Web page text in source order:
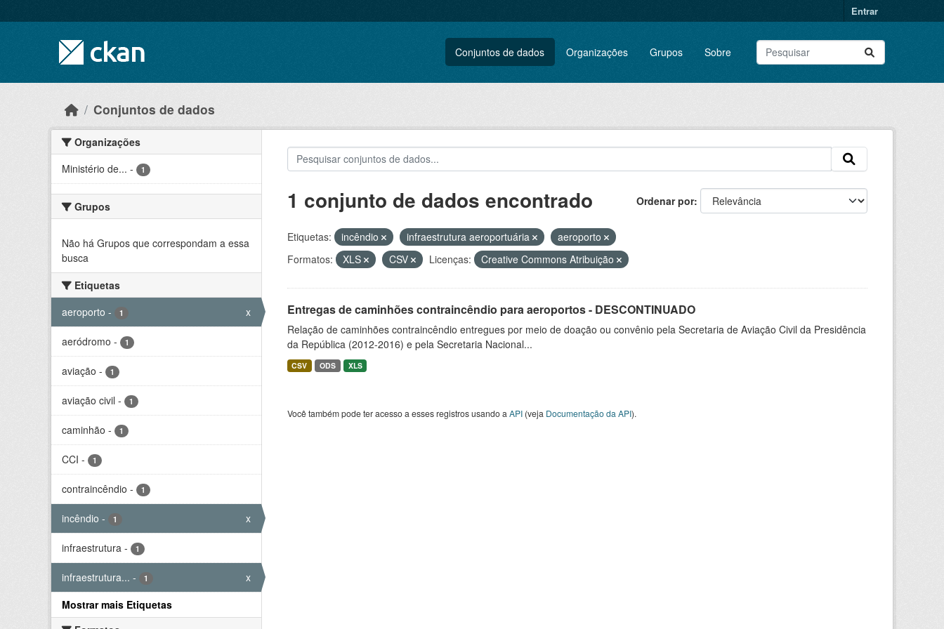
Entrar
Conjuntos de dados Organizações Grupos Sobre
Conjuntos de dados
Organizações
Ministério de... - 1
Grupos
Não há Grupos que correspondam a essa
busca
Etiquetas
aeroporto - 1 x
aeródromo - 1
aviação - 1
aviação civil - 1
caminhão - 1
CCI - 1
contraincêndio - 1
incêndio - 1 x
infraestrutura - 1
infraestrutura... - 1
x
Mostrar mais Etiquetas
Ordenar por
1 conjunto de dados encontrado
Etiquetas: incêndio infraestrutura aeroportuária
aeroporto
Formatos:
XLS CSV Licenças: Creative Commons Atribuição
Entregas de caminhões contraincêndio para aeroportos - DESCONTINUADO
Relação de caminhões contraincêndio entregues por meio de doação ou convênio pela Secretaria de Aviação Civil da Presidência
da República (2012-2016) e pela Secretaria Nacional...
CSV ODS XLS
Você também pode ter acesso a esses registros usando a API(veja Documentação da API).